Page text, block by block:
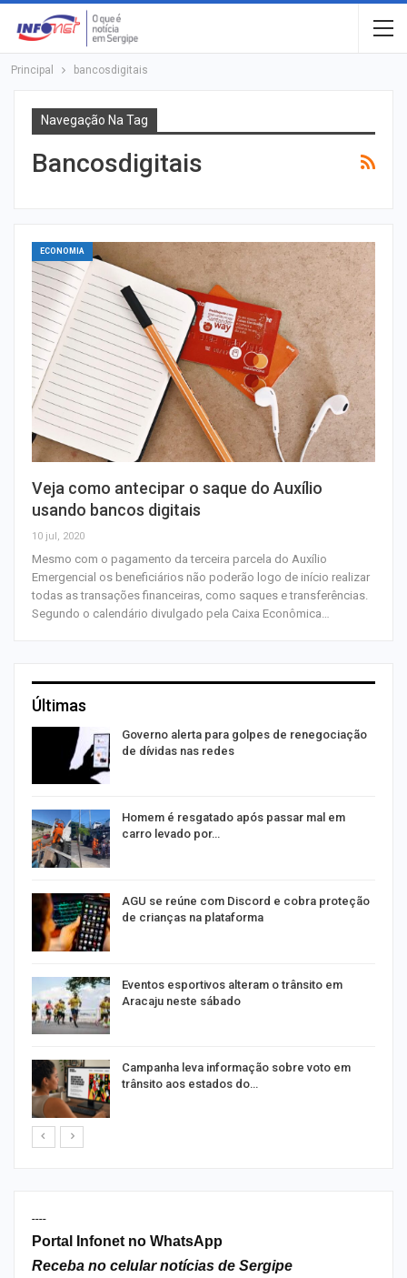
Principal bancosdigitais
Navegação Na Tag
Bancosdigitais
ECONOMIA
Veja como antecipar o saque do Auxílio
usando bancos digitais
10 jul, 2020
Mesmo com o pagamento da terceira parcela do Auxílio
Emergencial os beneficiários não poderão logo de início realizar
todas as transações financeiras, como saques e transferências.
Segundo o calendário divulgado pela Caixa Econômica…
Últimas
Governo alerta para golpes de renegociação
de dívidas nas redes
Homem é resgatado após passar mal em
carro levado por…
AGU se reúne com Discord e cobra proteção
de crianças na plataforma
Eventos esportivos alteram o trânsito em
Aracaju neste sábado
Campanha leva informação sobre voto em
trânsito aos estados do…
----
Portal Infonet no WhatsApp
Receba no celular notícias de Sergipe